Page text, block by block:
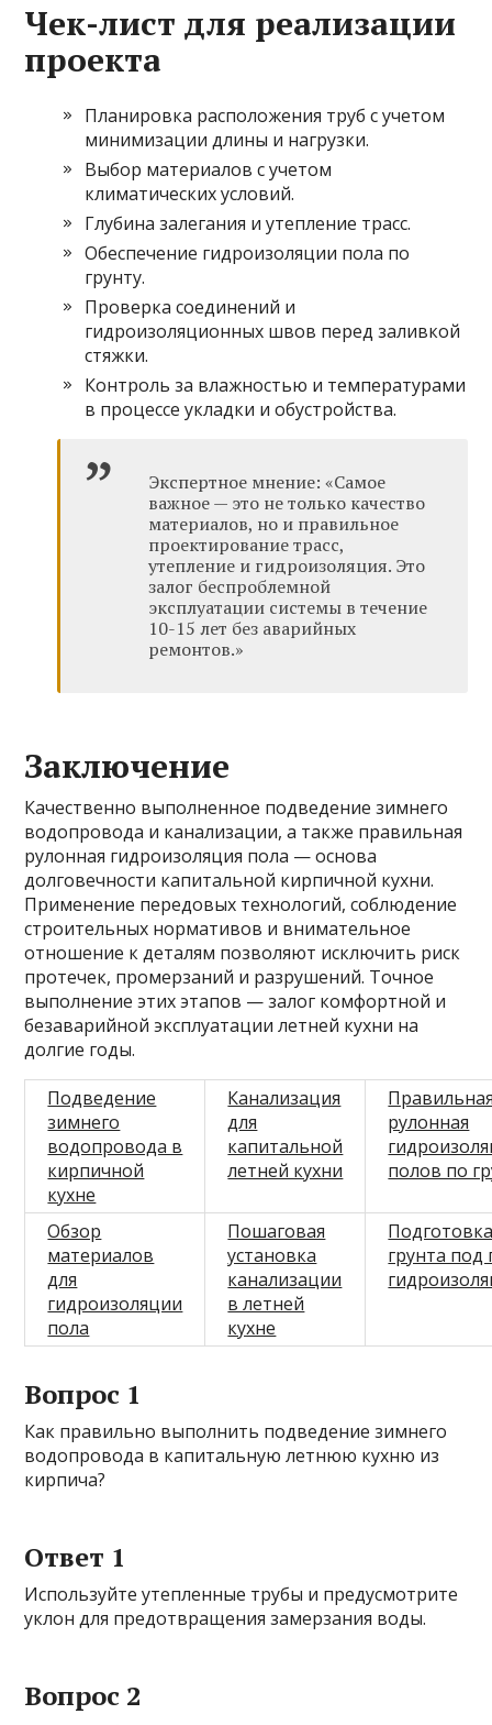
Чек-лист для реализации
проекта
Планировка расположения труб с учетом
минимизации длины и нагрузки.
Выбор материалов с учетом
климатических условий.
Глубина залегания и утепление трасс.
Обеспечение гидроизоляции пола по
грунту.
Проверка соединений и
гидроизоляционных швов перед заливкой
стяжки.
Контроль за влажностью и температурами
в процессе укладки и обустройства.
Экспертное мнение: «Самое
важное — это не только качество
материалов, но и правильное
проектирование трасс,
утепление и гидроизоляция. Это
залог беспроблемной
эксплуатации системы в течение
10-15 лет без аварийных
ремонтов.»
Заключение
Качественно выполненное подведение зимнего
водопровода и канализации, а также правильная
рулонная гидроизоляция пола — основа
долговечности капитальной кирпичной кухни.
Применение передовых технологий, соблюдение
строительных нормативов и внимательное
отношение к деталям позволяют исключить риск
протечек, промерзаний и разрушений. Точное
выполнение этих этапов — залог комфортной и
безаварийной эксплуатации летней кухни на
долгие годы.
Подведение
зимнего
водопровода в
кирпичной
кухне
Канализация
для
капитальной
летней кухни
рулонная
полов по
Обзор
материалов
для
гидроизоляции
пола
Пошаговая
установка
канализации
в летней
кухне
грунта под
Вопрос 1
Как правильно выполнить подведение зимнего
водопровода в капитальную летнюю кухню из
кирпича?
Ответ 1
Используйте утепленные трубы и предусмотрите
уклон для предотвращения замерзания воды.
Вопрос 2